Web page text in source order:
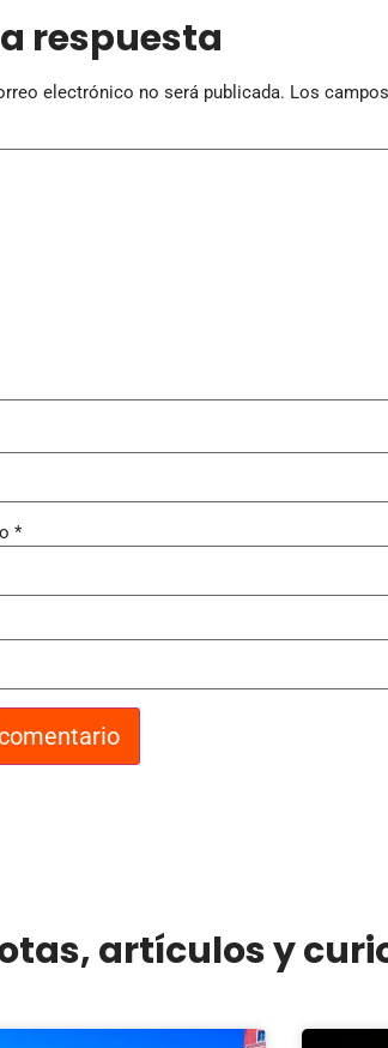
respuesta
electrónico no será publicada. Los
*
artículos y